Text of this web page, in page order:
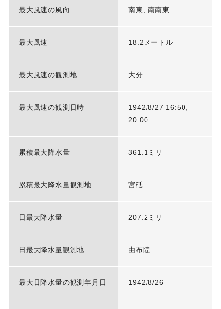
最大風速の風向 南東, 南南東
最大風速 18.2メートル
最大風速の観測地 大分
最大風速の観測日時
1942/8/27 16:50,
20:00
累積最大降水量 361.1ミリ
累積最大降水量観測地 宮砥
日最大降水量 207.2ミリ
日最大降水量観測地 由布院
最大日降水量の観測年月日 1942/8/26